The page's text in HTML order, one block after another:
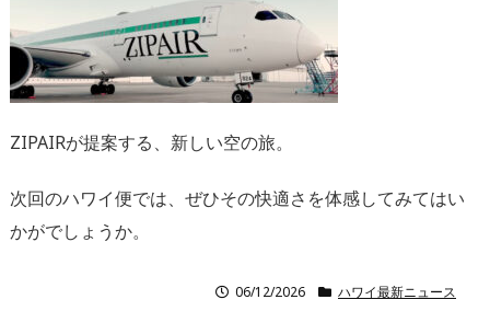
ZIPAIRが提案する、新しい空の旅。
次回のハワイ便では、ぜひその快適さを体感してみてはい
かがでしょうか。
06/12/2026 ハワイ最新ニュース